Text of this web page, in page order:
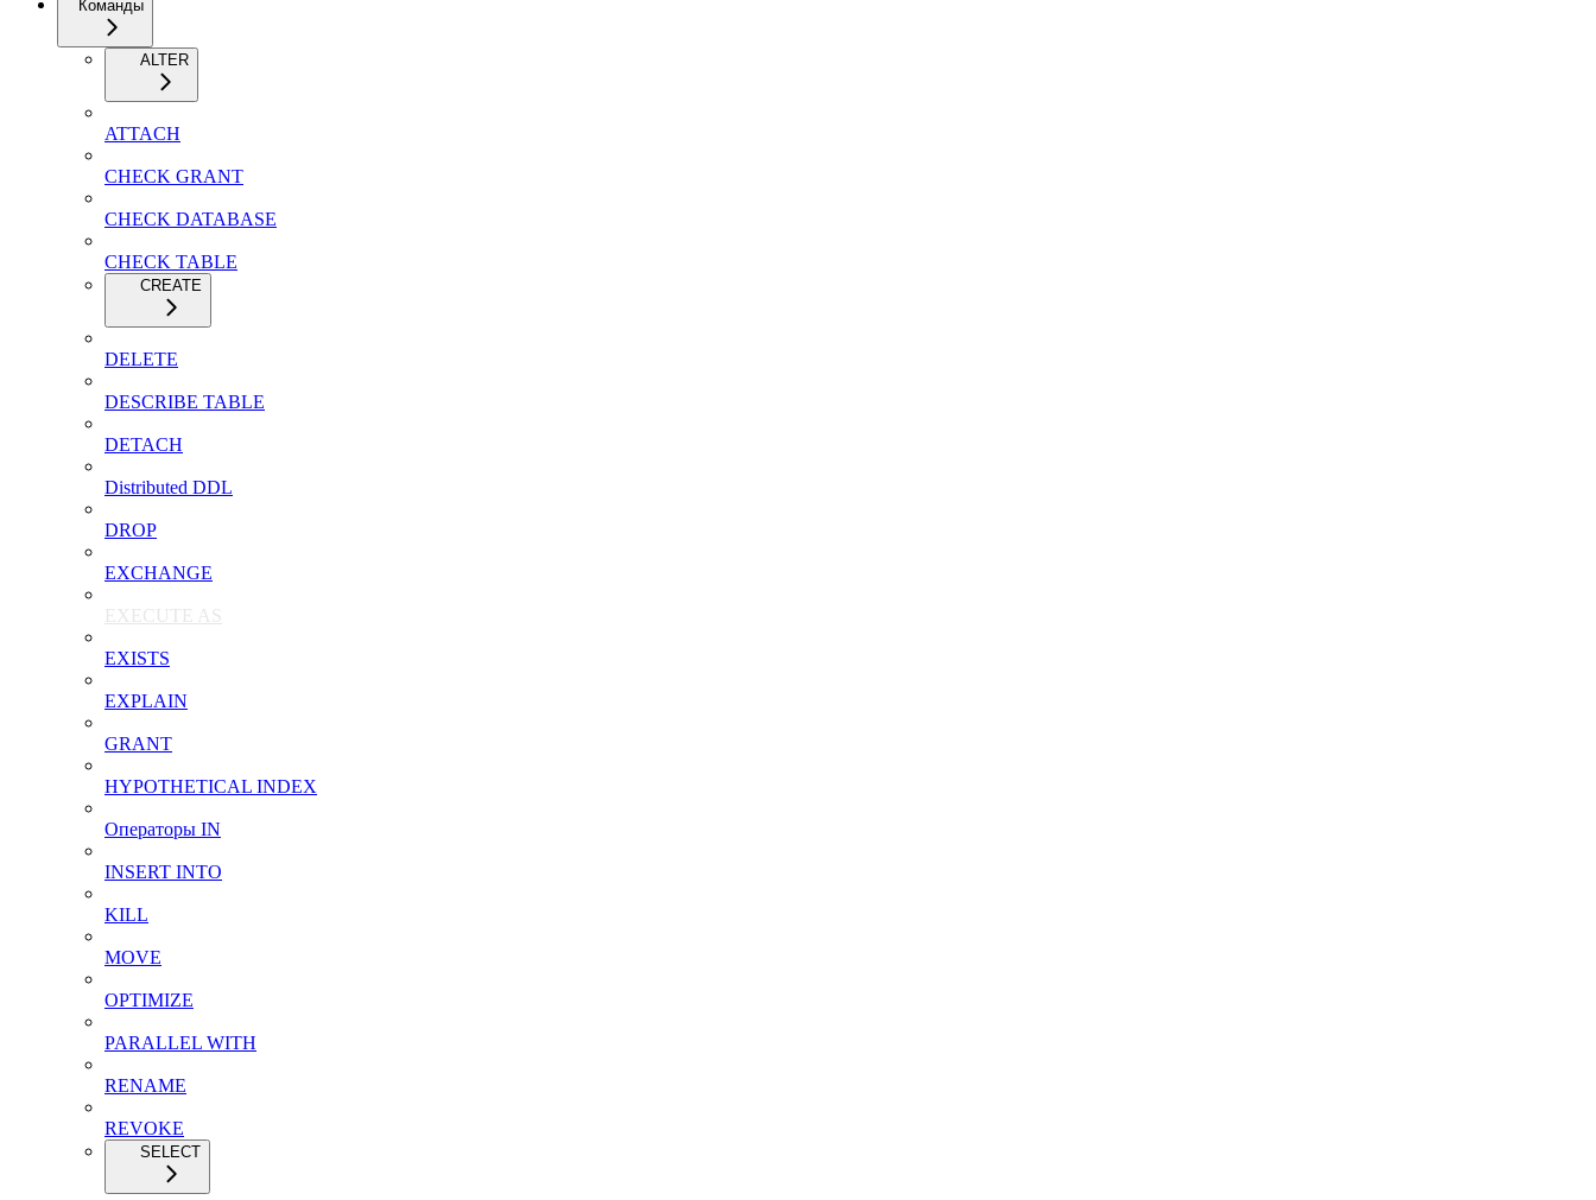
Команды
ALTER
ATTACH
CHECK GRANT
CHECK DATABASE
CHECK TABLE
CREATE
DELETE
DESCRIBE TABLE
DETACH
Distributed DDL
DROP
EXCHANGE
EXECUTE AS
EXISTS
EXPLAIN
GRANT
HYPOTHETICAL INDEX
Операторы IN
INSERT INTO
KILL
MOVE
OPTIMIZE
PARALLEL WITH
RENAME
REVOKE
SELECT